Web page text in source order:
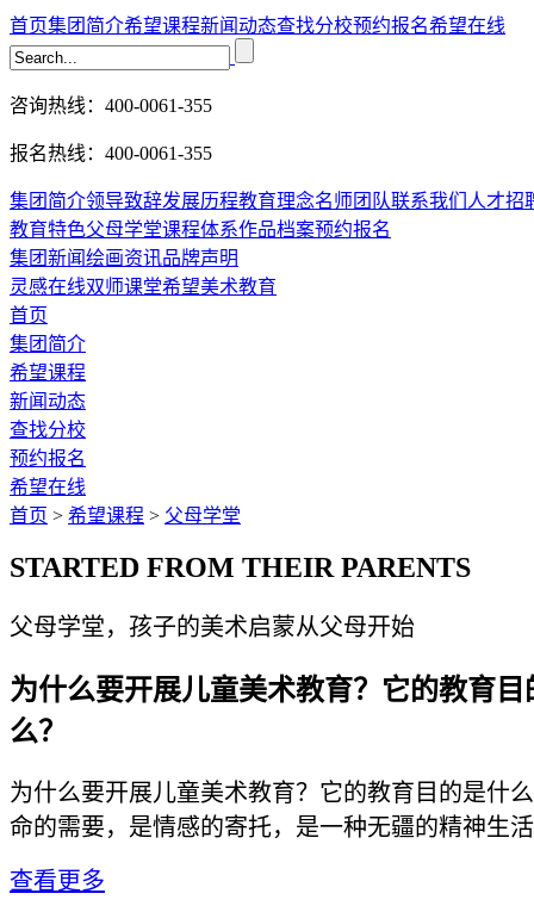
首页集团简介希望课程新闻动态查找分校预约报名希望在线
咨询热线：400-0061-355
报名热线：400-0061-355
集团简介领导致辞发展历程教育理念名师团队联系我们 人才招
教育特色父母学堂课程体系作品档案预约报名
集团新闻绘画资讯品牌声明
灵感在线双师课堂希望美术教育
首页
集团简介
希望课程
新闻动态
查找分校
预约报名
希望在线
首页 > 希望课程 > 父母学堂
STARTED FROM THEIR PARENTS
父母学堂，孩子的美术启蒙从父母开始
为什么要开展儿童美术教育？它的教育目
么？
为什么要开展儿童美术教育？它的教育目的是什
命的需要，是情感的寄托，是一种无疆的精神生活
查看更多